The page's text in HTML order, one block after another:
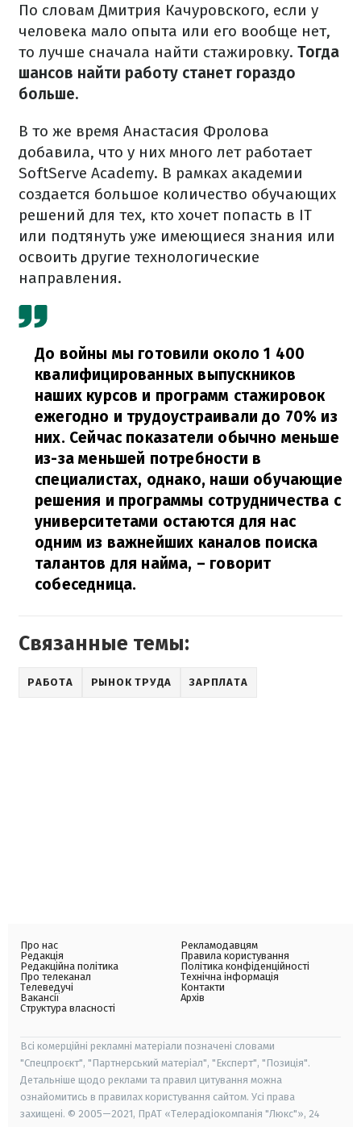
По словам Дмитрия Качуровского, если у
человека мало опыта или его вообще нет,
то лучше сначала найти стажировку. Тогда
шансов найти работу станет гораздо
больше.
В то же время Анастасия Фролова
добавила, что у них много лет работает
SoftServe Academy. В рамках академии
создается большое количество обучающих
решений для тех, кто хочет попасть в ІТ
или подтянуть уже имеющиеся знания или
освоить другие технологические
направления.
До войны мы готовили около 1 400
квалифицированных выпускников
наших курсов и программ стажировок
ежегодно и трудоустраивали до 70% из
них. Сейчас показатели обычно меньше
из-за меньшей потребности в
специалистах, однако, наши обучающие
решения и программы сотрудничества с
университетами остаются для нас
одним из важнейших каналов поиска
талантов для найма, – говорит
собеседница.
Связанные темы:
РАБОТА РЫНОК ТРУДА ЗАРПЛАТА
Про нас
Редакція
Редакційна політика
Про телеканал
Телеведучі
Вакансії
Структура власності
Рекламодавцям
Правила користування
Політика конфіденційності
Технічна інформація
Контакти
Архів
Всі комерційні рекламні матеріали позначені словами
"Спецпроєкт", "Партнерський матеріал", "Експерт", "Позиція".
Детальніше щодо реклами та правил цитування можна
ознайомитись в правилах користування сайтом. Усі права
захищені. © 2005—2021, ПрАТ «Телерадіокомпанія "Люкс"», 24